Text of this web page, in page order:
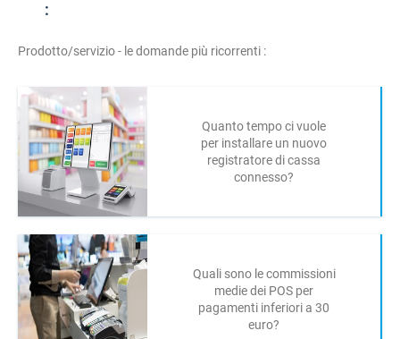
:
Prodotto/servizio - le domande più ricorrenti :
Quanto tempo ci vuole
per installare un nuovo
registratore di cassa
connesso?
Quali sono le commissioni
medie dei POS per
pagamenti inferiori a 30
euro?